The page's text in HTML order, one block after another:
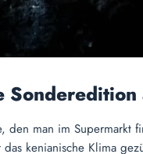
den man im Supermarkt
kenianische Klima